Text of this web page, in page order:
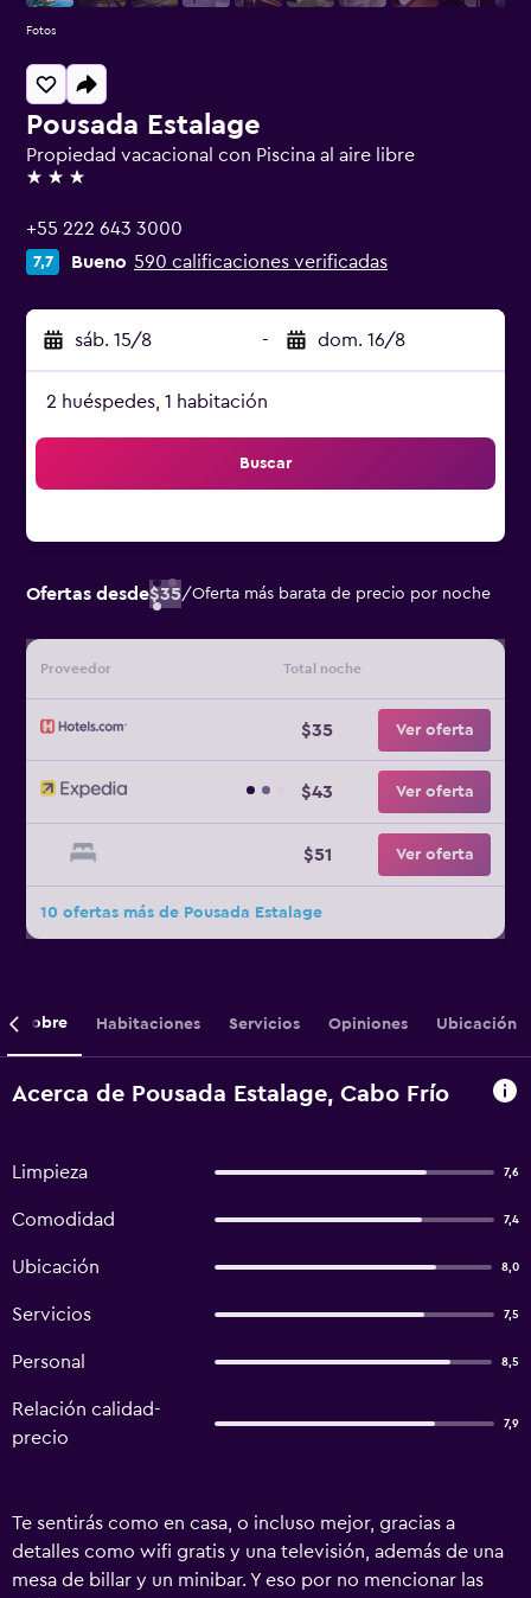
Pousada Estalage
Propiedad vacacional con Piscina al aire libre
3 estrellas
+55 222 643 3000
7,7 Bueno 590 calificaciones verificadas
sáb. 15/8 - dom. 16/8
2 huéspedes, 1 habitación
Buscar
Ofertas desde$35/Oferta más barata de precio por noche
Proveedor Total noche
$35 Ver oferta
$43 Ver oferta
$51 Ver oferta
10 ofertas más de Pousada Estalage
Fotos
Sobre Habitaciones Servicios Opiniones Ubicación
Acerca de Pousada Estalage, Cabo Frío
Limpieza 7,6
Comodidad 7,4
Ubicación 8,0
Servicios 7,5
Personal 8,5
Relación calidad-
precio
7,9
Te sentirás como en casa, o incluso mejor, gracias a
detalles como wifi gratis y una televisión, además de una
mesa de billar y un minibar. Y eso por no mencionar las